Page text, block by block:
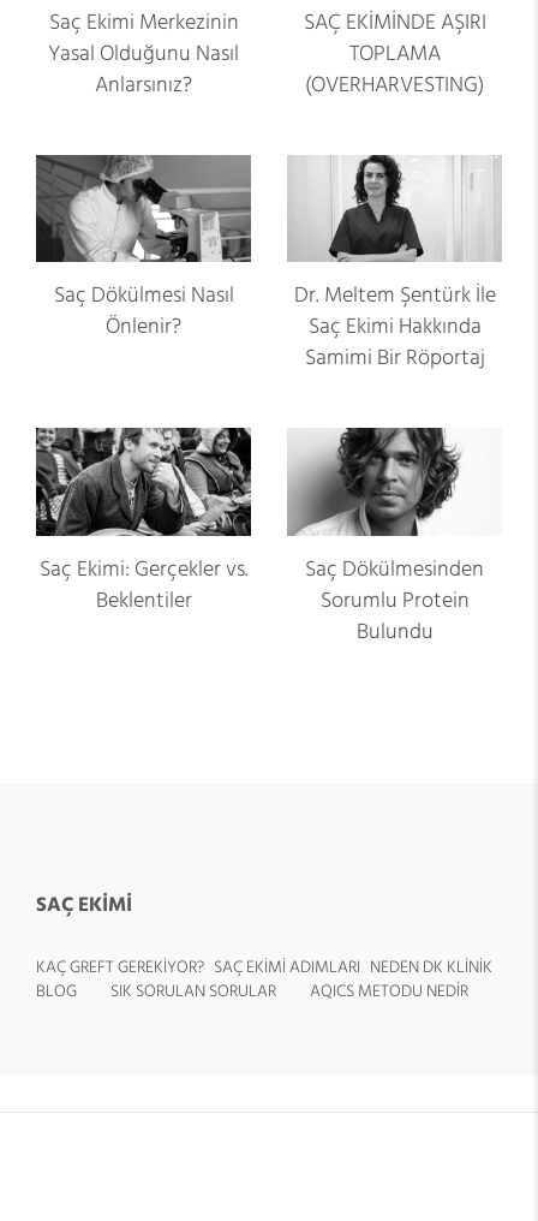
Saç Ekimi Merkezinin
Yasal Olduğunu Nasıl
Anlarsınız?
SAÇ EKİMİNDE AŞIRI
TOPLAMA
(OVERHARVESTING)
Saç Dökülmesi Nasıl
Önlenir?
Dr. Meltem Şentürk İle
Saç Ekimi Hakkında
Samimi Bir Röportaj
Saç Ekimi: Gerçekler vs.
Beklentiler
Saç Dökülmesinden
Sorumlu Protein
Bulundu
SAÇ EKİMİ
KAÇ GREFT GEREKİYOR? SAÇ EKİMİ ADIMLARI NEDEN DK KLİNİK
BLOG
SIK SORULAN SORULAR AQICS METODU NEDİR